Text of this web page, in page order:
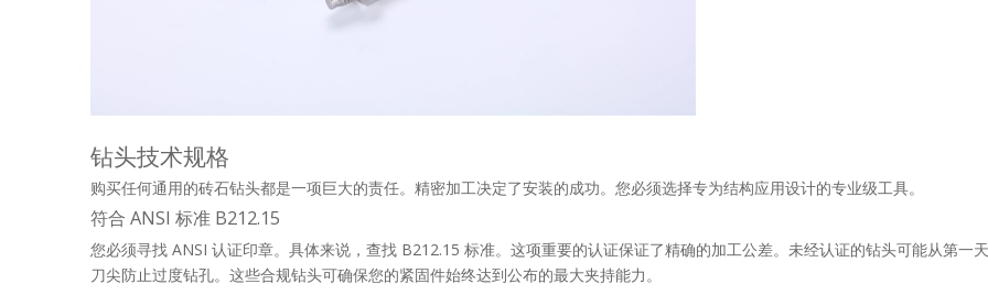
钻头技术规格
购买任何通用的砖石钻头都是一项巨大的责任。精密加工决定了安装的成功。您必须选择专为结构应用设计的专业级工具。
符合 ANSI 标准 B212.15
您必须寻找 ANSI 认证印章。具体来说，查找 B212.15 标准。这项重要的认证保证了精确的加工公差。未经认证的钻头可能从第一
刀尖防止过度钻孔。这些合规钻头可确保您的紧固件始终达到公布的最大夹持能力。